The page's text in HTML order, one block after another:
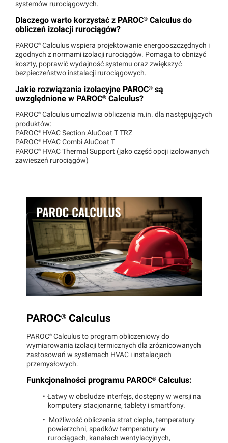
systemów rurociągowych.
Dlaczego warto korzystać z PAROC® Calculus do
obliczeń izolacji rurociągów?
PAROC® Calculus wspiera projektowanie energooszczędnych i
zgodnych z normami izolacji rurociągów. Pomaga to obniżyć
koszty, poprawić wydajność systemu oraz zwiększyć
bezpieczeństwo instalacji rurociągowych.
Jakie rozwiązania izolacyjne PAROC® są
uwzględnione w PAROC® Calculus?
PAROC® Calculus umożliwia obliczenia m.in. dla następujących
produktów:
PAROC® HVAC Section AluCoat T TRZ
PAROC® HVAC Combi AluCoat T
PAROC® HVAC Thermal Support (jako część opcji izolowanych
zawieszeń rurociągów)
PAROC®Calculus
PAROC®Calculus to program obliczeniowy do
wymiarowania izolacji termicznych dla zróżnicowanych
zastosowań w systemach HVAC i instalacjach
przemysłowych.
Funkcjonalności programu PAROC®Calculus:
Łatwy w obsłudze interfejs, dostępny w wersji na
komputery stacjonarne, tablety i smartfony.
Możliwość obliczenia strat ciepła, temperatury
powierzchni, spadków temperatury w
rurociągach, kanałach wentylacyjnych,